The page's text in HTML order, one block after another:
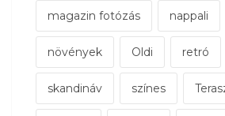
magazin fotózás nappali
növények Oldi retró
skandináv színes